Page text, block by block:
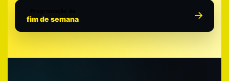
fim de semana